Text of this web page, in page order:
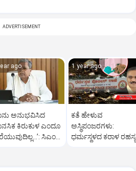
ADVERTISEMENT
ago
ಅನುಭವಿಸಿದ
ಕಿರುಕುಳ ಎಂದೂ
ಸಿಎಂ
1 year ago
ಕತೆ ಹೇಳುವ
ಅಸ್ಥಿಪಂಜರಗಳು:
ಧರ್ಮಸ್ಥಳದ‌ ಕರಾಳ ರಹಸ್ಯ